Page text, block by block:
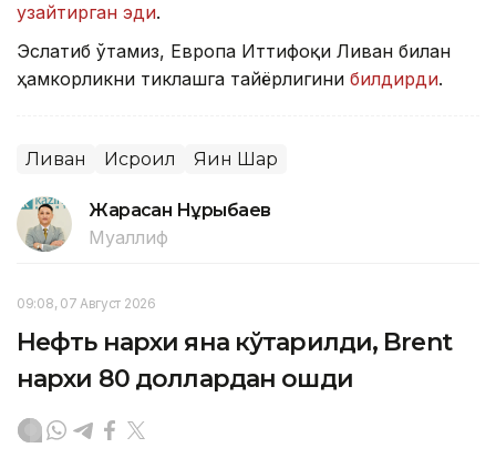
узайтирган эди.
Эслатиб ўтамиз, Европа Иттифоқи Ливан билан
ҳамкорликни тиклашга тайёрлигини билдирди.
Ливан Исроил Яқин Шарқ
Жарасқан Нұрыбаев
Муаллиф
09:08, 07 Август 2026
Нефть нархи яна кўтарилди, Brent
нархи 80 доллардан ошди